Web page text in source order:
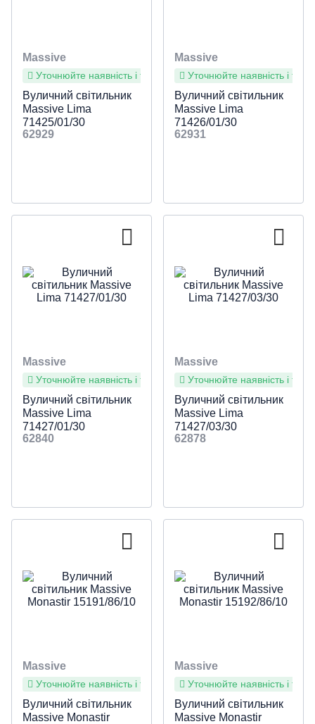
Massive
Уточнюйте наявність і терміни
Вуличний світильник
Massive Lima
71425/01/30
62929
Massive
Уточнюйте наявність і
Вуличний світильник
Massive Lima
71426/01/30
62931
Massive
Уточнюйте наявність і терміни
Вуличний світильник
Massive Lima
71427/01/30
62840
Massive
Уточнюйте наявність і
Вуличний світильник
Massive Lima
71427/03/30
62878
Massive
Уточнюйте наявність і терміни
Вуличний світильник
Massive Monastir
Massive
Уточнюйте наявність і
Вуличний світильник
Massive Monastir